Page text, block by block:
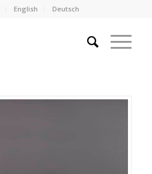
English Deutsch